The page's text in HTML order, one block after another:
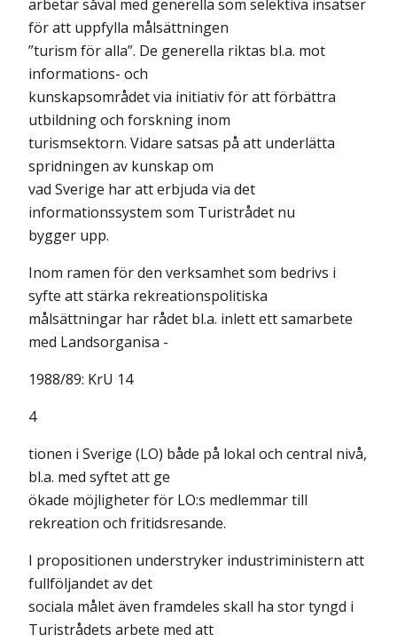
arbetar såväl med generella som selektiva insatser
för att uppfylla målsättningen
”turism för alla”. De generella riktas bl.a. mot
informations- och
kunskapsområdet via initiativ för att förbättra
utbildning och forskning inom
turismsektorn. Vidare satsas på att underlätta
spridningen av kunskap om
vad Sverige har att erbjuda via det
informationssystem som Turistrådet nu
bygger upp.
Inom ramen för den verksamhet som bedrivs i
syfte att stärka rekreationspolitiska
målsättningar har rådet bl.a. inlett ett samarbete
med Landsorganisa -
1988/89: KrU 14
4
tionen i Sverige (LO) både på lokal och central nivå,
bl.a. med syftet att ge
ökade möjligheter för LO:s medlemmar till
rekreation och fritidsresande.
I propositionen understryker industriministern att
fullföljandet av det
sociala målet även framdeles skall ha stor tyngd i
Turistrådets arbete med att